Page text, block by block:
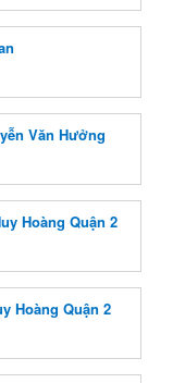
Văn Hưởng
Hoàng Quận 2
Hoàng Quận 2